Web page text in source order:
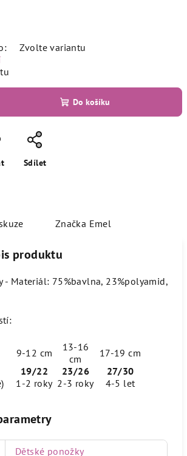
Zvolte variantu
Do košíku
Sdílet
Značka Emel
produktu
- Materiál: 75%bavlna, 23%polyamid,
9-12 cm
13-16
cm
17-19 cm
19/22 23/26
27/30
1-2 roky 2-3 roky 4-5 let
Dětské ponožky